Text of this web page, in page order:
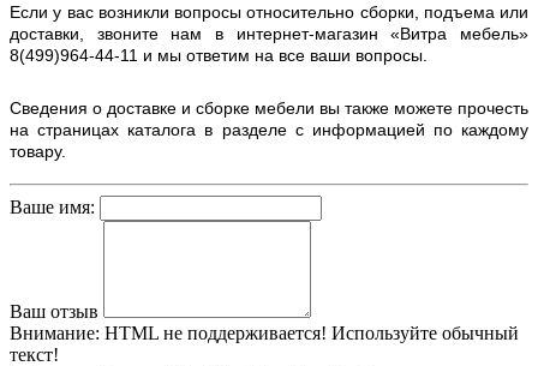
Если у вас возникли вопросы относительно сборки, подъема или
доставки, звоните нам в интернет-магазин «Витра мебель»
8(499)964-44-11 и мы ответим на все ваши вопросы.
Сведения о доставке и сборке мебели вы также можете прочесть
на страницах каталога в разделе с информацией по каждому
товару.
Ваше имя:
Ваш отзыв
Внимание: HTML не поддерживается! Используйте обычный
текст!